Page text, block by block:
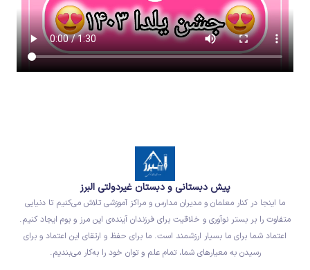
پیش دبستانی و دبستان غیردولتی البرز
ما اینجا در کنار معلمان و مدیران مدارس و مراکز آموزشی تلاش می‌کنیم تا دنیایی
متفاوت را بر بستر نوآوری و خلاقیت برای فرزندان آینده‌ی این مرز و بوم ایجاد کنیم.
اعتماد شما برای ما بسیار ارزشمند است. ما برای حفظ و ارتقای این اعتماد و برای
رسیدن به معیارهای شما، تمام علم و توان خود را به‌کار می‌بندیم.